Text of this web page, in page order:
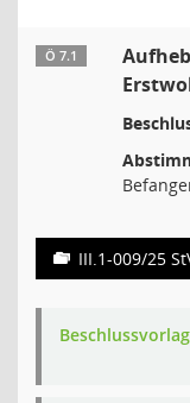
Ö 7.1
III.1-009/25